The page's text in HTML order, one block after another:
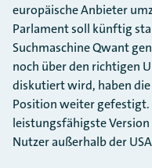
europäische Anbieter
Parlament soll künftig
Suchmaschine Qwant
noch über den richtigen
diskutiert wird, haben
Position weiter gefestigt.
leistungsfähigste
Nutzer außerhalb der